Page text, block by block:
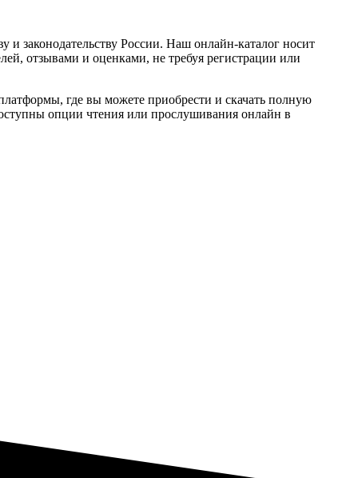
и законодательству России. Наш онлайн-каталог носит
отзывами и оценками, не требуя регистрации или
где вы можете приобрести и скачать полную
опции чтения или прослушивания онлайн в